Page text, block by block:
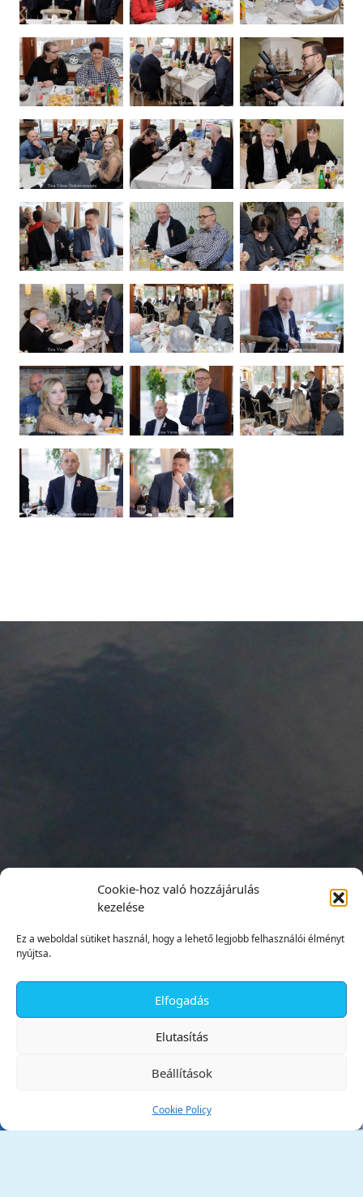
Cookie-hoz való hozzájárulás
kezelése
Ez a weboldal sütiket használ, hogy a lehető legjobb felhasználói élményt
nyújtsa.
Elfogadás
Elutasítás
Beállítások
Cookie Policy
Tata Város Önkormányzata
✕